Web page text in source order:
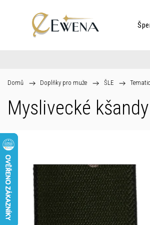
Domů / Doplňky pro muže / ŠLE /
Myslivecké